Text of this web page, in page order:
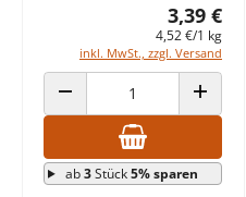
3,39 €
4,52 €/1 kg
inkl. MwSt., zzgl. Versand
ANZAHL VERRINGERN
ab3Stück5% sparen